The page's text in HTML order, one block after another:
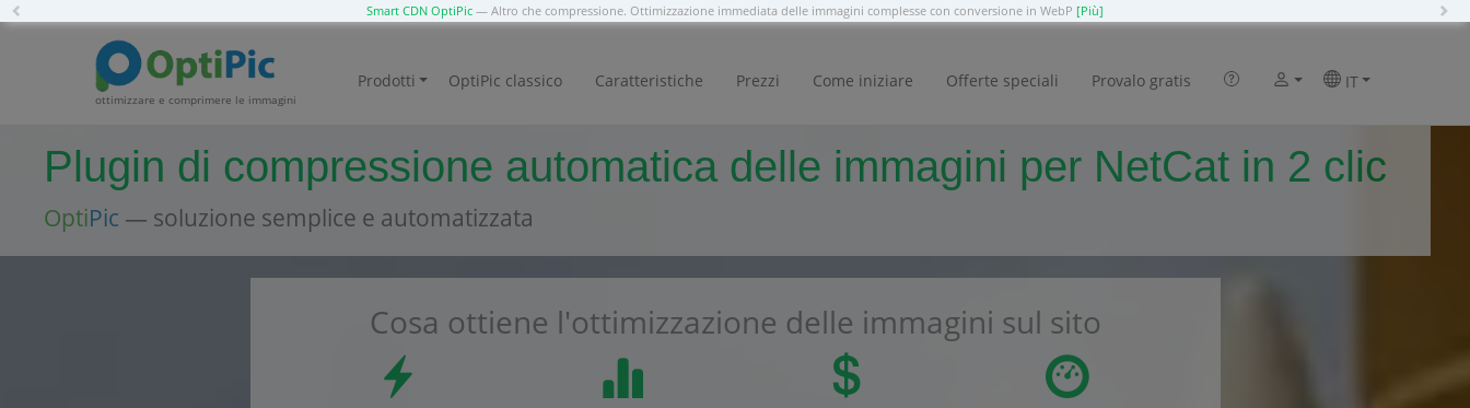
Smart CDN OptiPic — Altro che compressione. Ottimizzazione immediata delle immagini complesse con conversione in WebP [Più]
ottimizzare e comprimere le immagini
Prodotti OptiPic classico Caratteristiche Prezzi Come iniziare Offerte speciali Provalo gratis IT
Plugin di compressione automatica delle immagini per NetCat in 2 clic
OptiPic — soluzione semplice e automatizzata
Cosa ottiene l'ottimizzazione delle immagini sul sito